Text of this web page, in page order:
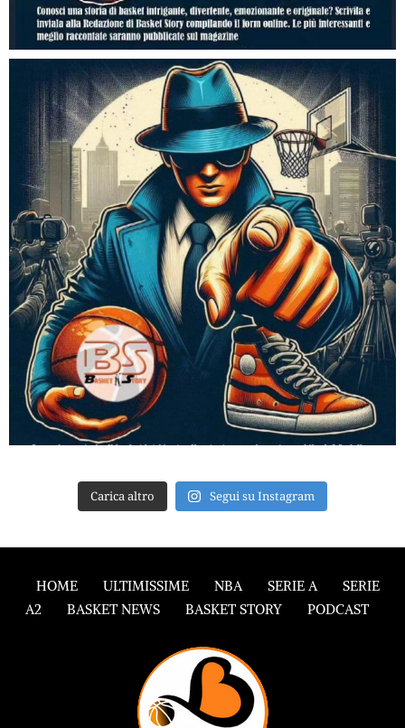
Carica altro Segui su Instagram
HOME ULTIMISSIME NBA SERIE A
SERIE
A2
BASKET NEWS BASKET STORY PODCAST